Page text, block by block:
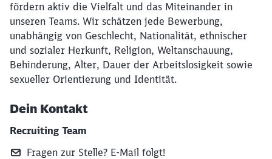
fördern aktiv die Vielfalt und das Miteinander in
unseren Teams. Wir schätzen jede Bewerbung,
unabhängig von Geschlecht, Nationalität, ethnischer
und sozialer Herkunft, Religion, Weltanschauung,
Behinderung, Alter, Dauer der Arbeitslosigkeit sowie
sexueller Orientierung und Identität.
Dein Kontakt
Recruiting Team
Fragen zur Stelle? E‑Mail folgt!